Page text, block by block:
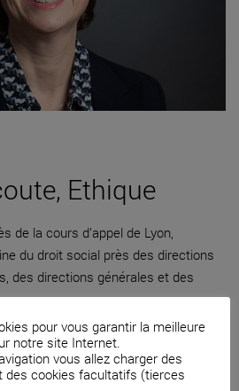
Ethique
de la cours d’appel de Lyon,
du droit social près des directions
des directions générales et des
pour vous garantir la meilleure
notre site Internet.
vous allez charger des
des cookies facultatifs (tierces